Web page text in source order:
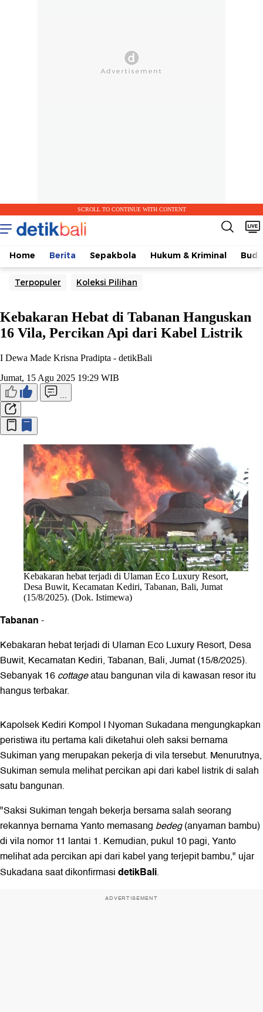
SCROLL TO CONTINUE WITH CONTENT
Home Berita Sepakbola Hukum & Kriminal
Terpopuler Koleksi Pilihan
Kebakaran Hebat di Tabanan Hanguskan
16 Vila, Percikan Api dari Kabel Listrik
I Dewa Made Krisna Pradipta - detikBali
Jumat, 15 Agu 2025 19:29 WIB
Kebakaran hebat terjadi di Ulaman Eco Luxury Resort,
Desa Buwit, Kecamatan Kediri, Tabanan, Bali, Jumat
(15/8/2025). (Dok. Istimewa)
Tabanan-
Kebakaran hebat terjadi di Ulaman Eco Luxury Resort, Desa
Buwit, Kecamatan Kediri, Tabanan, Bali, Jumat (15/8/2025).
Sebanyak 16cottageatau bangunan vila di kawasan resor itu
hangus terbakar.
Kapolsek Kediri Kompol I Nyoman Sukadana mengungkapkan
peristiwa itu pertama kali diketahui oleh saksi bernama
Sukiman yang merupakan pekerja di vila tersebut. Menurutnya,
Sukiman semula melihat percikan api dari kabel listrik di salah
satu bangunan.
"Saksi Sukiman tengah bekerja bersama salah seorang
rekannya bernama Yanto memasang bedeg(anyaman bambu)
di vila nomor 11 lantai 1. Kemudian, pukul 10 pagi, Yanto
melihat ada percikan api dari kabel yang terjepit bambu," ujar
Sukadana saat dikonfirmasidetikBali.
ADVERTISEMENT